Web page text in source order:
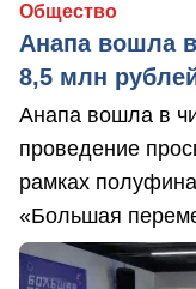
Общество
Анапа вошла
8,5 млн
Анапа вошла в
проведение
рамках
«Большая